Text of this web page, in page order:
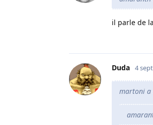
il parle de
Duda 4
martoni a